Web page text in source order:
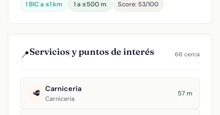
1 BIC a ≤1 km 1 a ≤500 m Score: 53/100
📍Servicios y puntos de interés 66 cerca
🥩 Carnicería
Carnicería
57 m